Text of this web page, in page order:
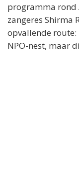
programma rond
zangeres Shirma
opvallende
NPO-nest, maar